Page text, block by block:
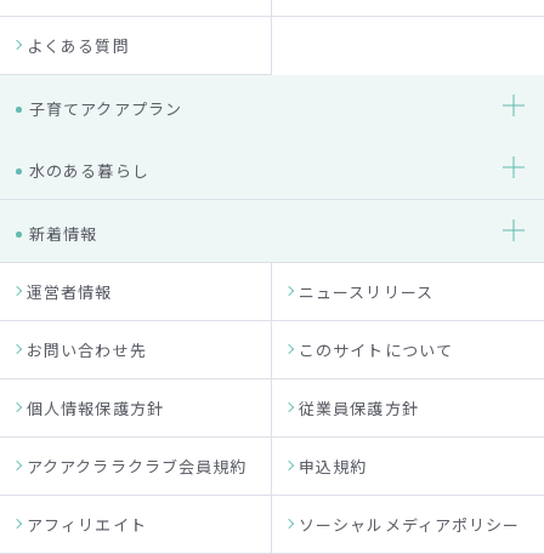
よくある質問
子育てアクアプラン
水のある暮らし
新着情報
運営者情報 ニュースリリース
お問い合わせ先 このサイトについて
個人情報保護方針 従業員保護方針
アクアクララクラブ会員規約 申込規約
アフィリエイト ソーシャルメディアポリシー